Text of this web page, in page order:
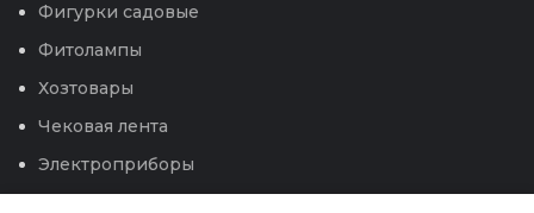
Фигурки садовые
Фитолампы
Хозтовары
Чековая лента
Электроприборы